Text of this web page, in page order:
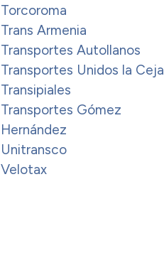
Torcoroma
Trans Armenia
Transportes Autollanos
Transportes Unidos la Ceja
Transipiales
Transportes Gómez
Hernández
Unitransco
Velotax